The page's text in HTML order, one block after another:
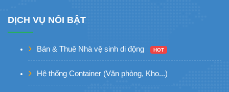
DỊCH VỤ NỔI BẬT
Bán & Thuê Nhà vệ sinh di động HOT
Hệ thống Container (Văn phòng, Kho...)